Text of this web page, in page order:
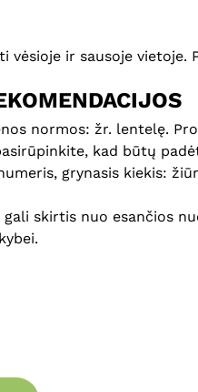
vėsioje ir sausoje vietoje.
normos: žr. lentelę.
kad būtų
grynasis kiekis:
gali skirtis nuo esančios